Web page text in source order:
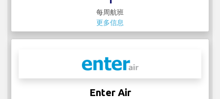
每周航班
更多信息
Enter Air